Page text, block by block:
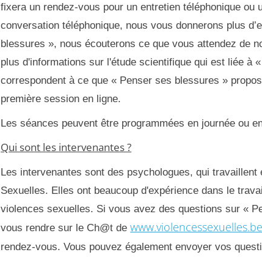
fixera un rendez-vous pour un entretien téléphonique ou
conversation téléphonique, nous vous donnerons plus
blessures », nous écouterons ce que vous attendez de
plus d'informations sur l'étude scientifique qui est liée à
correspondent à ce que « Penser ses blessures »
première session en ligne.
Les séances peuvent être programmées en journée ou
Qui sont les intervenantes ?
Les intervenantes sont des psychologues, qui travaillent
Sexuelles. Elles ont beaucoup d'expérience dans le
violences sexuelles. Si vous avez des questions sur «
vous rendre sur le Ch@t dewww.violencessexuelles.be
rendez-vous. Vous pouvez également envoyer vos